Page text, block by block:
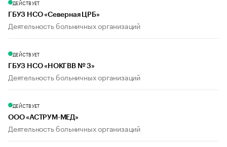
ДЕЙСТВУЕТ
ГБУЗ НСО «Северная ЦРБ»
Деятельность больничных организаций
ДЕЙСТВУЕТ
ГБУЗ НСО «НОКГВВ № 3»
Деятельность больничных организаций
ДЕЙСТВУЕТ
ООО «АСТРУМ-МЕД»
Деятельность больничных организаций